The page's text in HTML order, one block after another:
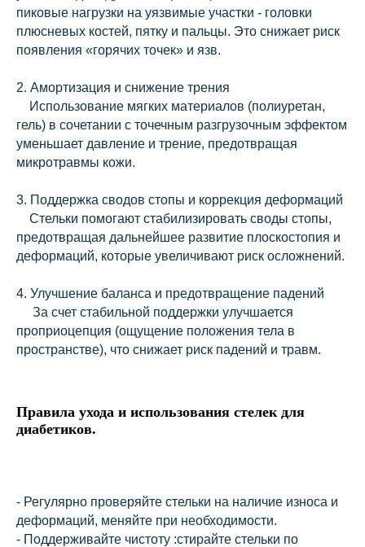
пиковые нагрузки на уязвимые участки - головки
плюсневых костей, пятку и пальцы. Это снижает риск
появления «горячих точек» и язв.
2. Амортизация и снижение трения
Использование мягких материалов (полиуретан,
гель) в сочетании с точечным разгрузочным эффектом
уменьшает давление и трение, предотвращая
микротравмы кожи.
3. Поддержка сводов стопы и коррекция деформаций
Стельки помогают стабилизировать своды стопы,
предотвращая дальнейшее развитие плоскостопия и
деформаций, которые увеличивают риск осложнений.
4. Улучшение баланса и предотвращение падений
За счет стабильной поддержки улучшается
проприоцепция (ощущение положения тела в
пространстве), что снижает риск падений и травм.
Правила ухода и использования стелек для
диабетиков.
- Регулярно проверяйте стельки на наличие износа и
деформаций, меняйте при необходимости.
- Поддерживайте чистоту :стирайте стельки по